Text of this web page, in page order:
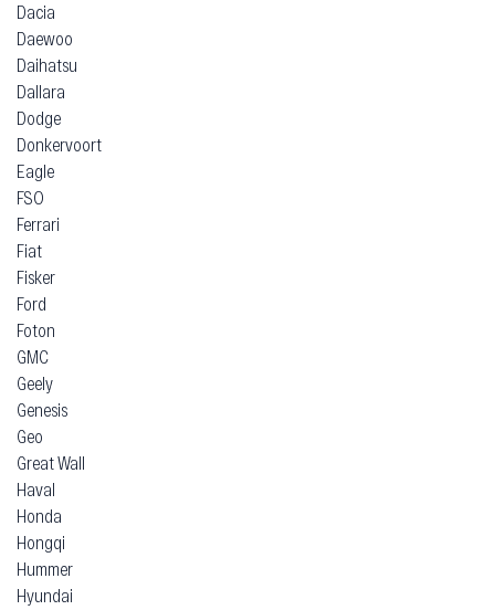
Dacia
Daewoo
Daihatsu
Dallara
Dodge
Donkervoort
Eagle
FSO
Ferrari
Fiat
Fisker
Ford
Foton
GMC
Geely
Genesis
Geo
Great Wall
Haval
Honda
Hongqi
Hummer
Hyundai